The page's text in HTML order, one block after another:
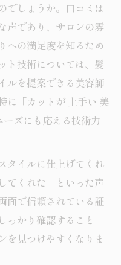
心ポイント紹介
師の特徴とは何か
リングが安心の鍵
容師サロンの魅力
い雰囲気や対応力
美容師の選び方
新常識
美容師の特徴まとめ
の良さが決め手
髪質への対応力
きる理由を解説
でしょうか。口コミは
声であり、サロンの雰
への満足度を知るため
ト技術については、髪
ルを提案できる美容師
に「カットが 上手い 美
ズにも応える技術力
タイルに仕上げてくれ
てくれた」といった声
面で信頼されている証
っかり確認すること
を見つけやすくなりま